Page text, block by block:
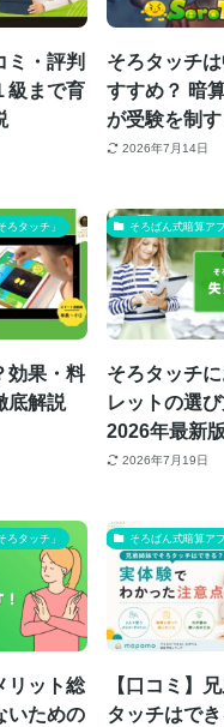
ミ・評判
級まで育
そろタッチ
すすめ？ 暗
が受験を制す
2026年7月14日
ろタッチ」
効果・料
底解説
そろばん式暗算ア
そろタッチ
レットの選び
2026年最新版
2026年7月19日
ろタッチ」
リット総
いための
そろばん式暗算ア
【口コミ】
タッチはで